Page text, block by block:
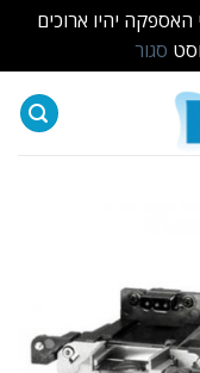
האספקה יהיו ארוכים
סגור